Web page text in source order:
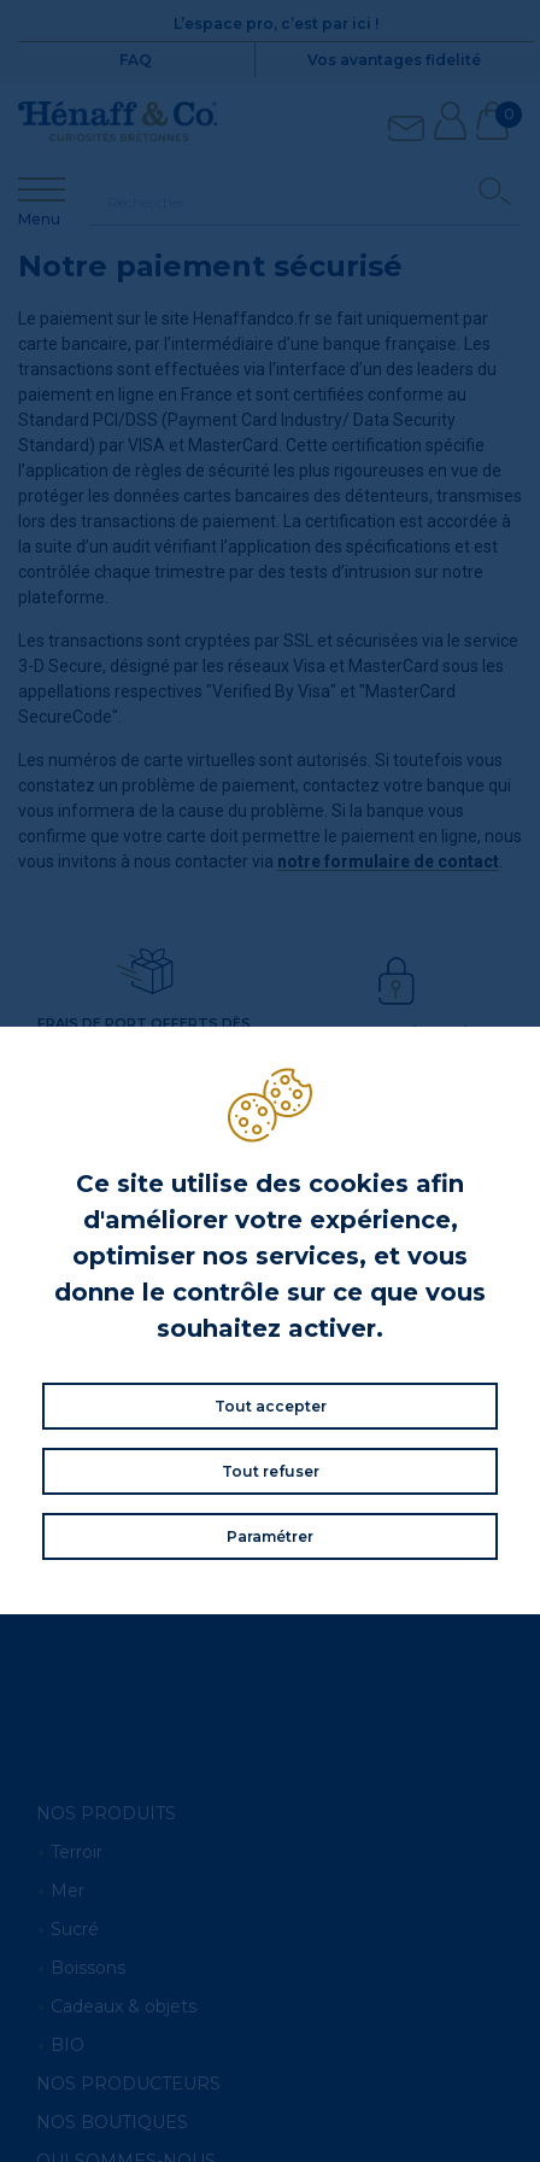
Ce site utilise des cookies afin
d'améliorer votre expérience,
optimiser nos services, et vous
donne le contrôle sur ce que vous
souhaitez activer.
Tout accepter
Tout refuser
Paramétrer
L’espace pro, c’est par ici !
FAQ
Vos avantages fidelité
0
Menu
Notre paiement sécurisé
Le paiement sur le site Henaffandco.fr se fait uniquement par
carte bancaire, par l’intermédiaire d’une banque française. Les
transactions sont effectuées via l’interface d’un des leaders du
paiement en ligne en France et sont certifiées conforme au
Standard PCI/DSS (Payment Card Industry/ Data Security
Standard) par VISA et MasterCard. Cette certification spécifie
l’application de règles de sécurité les plus rigoureuses en vue de
protéger les données cartes bancaires des détenteurs, transmises
lors des transactions de paiement. La certification est accordée à
la suite d’un audit vérifiant l’application des spécifications et est
contrôlée chaque trimestre par des tests d’intrusion sur notre
plateforme.
Les transactions sont cryptées par SSL et sécurisées via le service
3-D Secure, désigné par les réseaux Visa et MasterCard sous les
appellations respectives "Verified By Visa" et "MasterCard
SecureCode".
Les numéros de carte virtuelles sont autorisés. Si toutefois vous
constatez un problème de paiement, contactez votre banque qui
vous informera de la cause du problème. Si la banque vous
confirme que votre carte doit permettre le paiement en ligne, nous
vous invitons à nous contacter via notre formulaire de contact
FRAIS DE PORT OFFERTS DÈS
cuisinés, biscuits, gâteaux, desserts, confitures...
NOS PRODUITS
Terroir
Mer
Sucré
Boissons
Cadeaux & objets
BIO
NOS PRODUCTEURS
NOS BOUTIQUES